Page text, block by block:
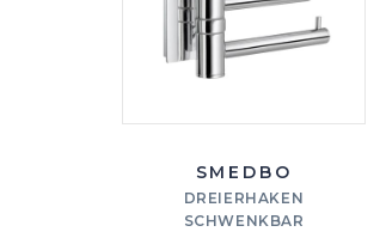
SMEDBO
DREIERHAKEN
SCHWENKBAR